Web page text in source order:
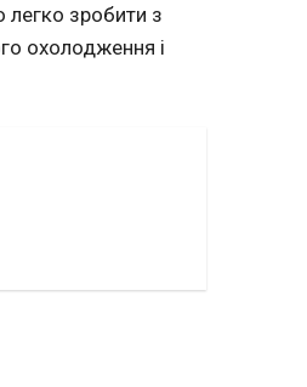
зробити з
охолодження і